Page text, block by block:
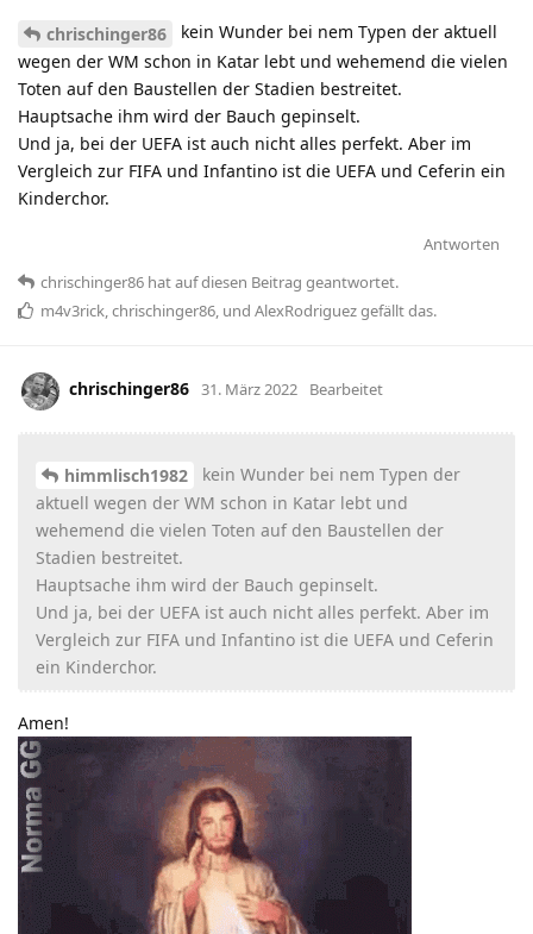
chrischinger86
kein Wunder bei nem Typen der aktuell
wegen der WM schon in Katar lebt und wehemend die vielen
Toten auf den Baustellen der Stadien bestreitet.
Hauptsache ihm wird der Bauch gepinselt.
Und ja, bei der UEFA ist auch nicht alles perfekt. Aber im
Vergleich zur FIFA und Infantino ist die UEFA und Ceferin ein
Kinderchor.
Antworten
chrischinger86 hatauf diesen Beitrag geantwortet.
m4v3rick chrischinger86 , und AlexRodriguezgefällt das.
chrischinger86 31. März 2022 Bearbeitet
himmlisch1982
kein Wunder bei nem Typen der
aktuell wegen der WM schon in Katar lebt und
wehemend die vielen Toten auf den Baustellen der
Stadien bestreitet.
Hauptsache ihm wird der Bauch gepinselt.
Und ja, bei der UEFA ist auch nicht alles perfekt. Aber im
Vergleich zur FIFA und Infantino ist die UEFA und Ceferin
ein Kinderchor.
Amen!